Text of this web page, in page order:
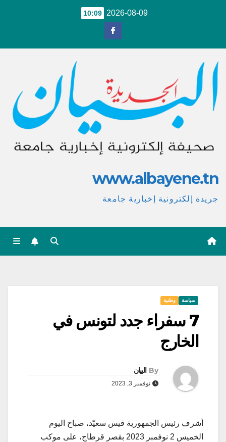
2026-08-09
10:09
www.albayene.tn
جريدة إلكترونية إخبارية جامعة
سياسة وطنية
7 سفراء جدد لتونس في
الخارج
By البيان
نوفمبر 3, 2023
أشرف رئيس الجمهورية قيس سعيّد، صباح اليوم
الخميس 2 نوفمبر 2023 بقصر قرطاج، على موكب